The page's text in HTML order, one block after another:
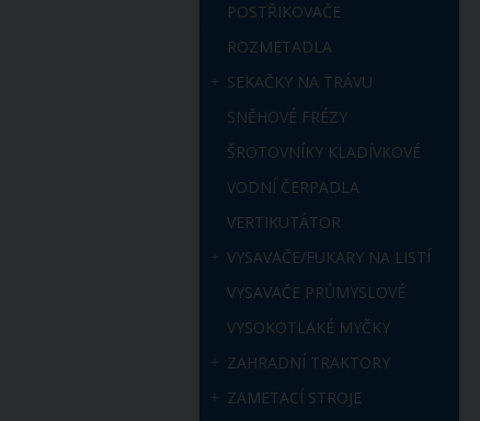
POSTŘIKOVAČE
ROZMETADLA
SEKAČKY NA TRÁVU
SNĚHOVÉ FRÉZY
ŠROTOVNÍKY KLADÍVKOVÉ
VODNÍ ČERPADLA
VERTIKUTÁTOR
VYSAVAČE/FUKARY NA LISTÍ
VYSAVAČE PRŮMYSLOVÉ
VYSOKOTLAKÉ MYČKY
ZAHRADNÍ TRAKTORY
ZAMETACÍ STROJE